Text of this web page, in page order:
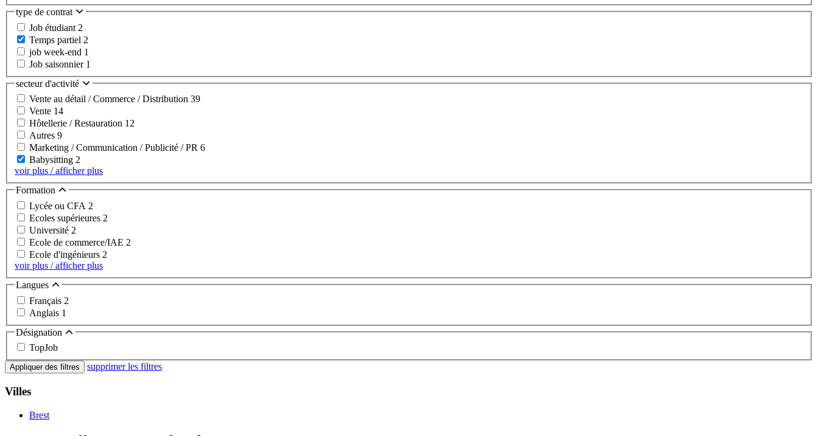
type de contrat
Job étudiant 2
Temps partiel 2
job week-end 1
Job saisonnier 1
secteur d'activité
Vente au détail / Commerce / Distribution 39
Vente 14
Hôtellerie / Restauration 12
Autres 9
Marketing / Communication / Publicité / PR 6
Babysitting 2
voir plus / afficher plus
Formation
Lycée ou CFA 2
Ecoles supérieures 2
Université 2
Ecole de commerce/IAE 2
Ecole d'ingénieurs 2
voir plus / afficher plus
Langues
Français 2
Anglais 1
Désignation
TopJob
Appliquer des filtres supprimer les filtres
Villes
Brest